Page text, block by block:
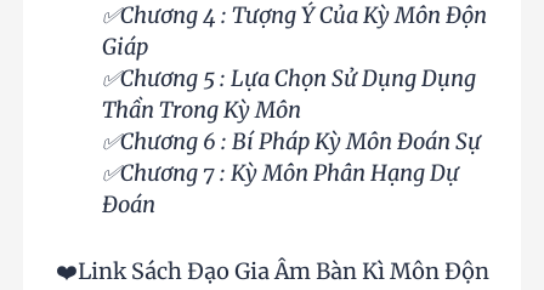
✅Chương 4 : Tượng Ý Của Kỳ Môn Độn
Giáp
✅Chương 5 : Lựa Chọn Sử Dụng Dụng
Thần Trong Kỳ Môn
✅Chương 6 : Bí Pháp Kỳ Môn Đoán Sự
✅Chương 7 : Kỳ Môn Phân Hạng Dự
Đoán
❤️Link Sách Đạo Gia Âm Bàn Kì Môn Độn